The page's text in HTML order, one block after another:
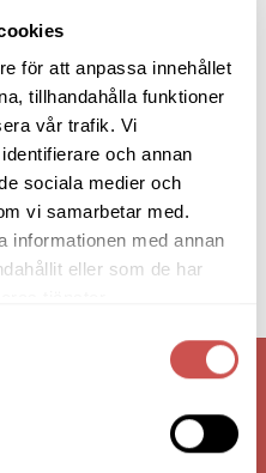
för att anpassa innehållet
tillhandahålla funktioner
vår trafik. Vi
och annan
sociala medier och
vi samarbetar med.
informationen med annan
eller som de har